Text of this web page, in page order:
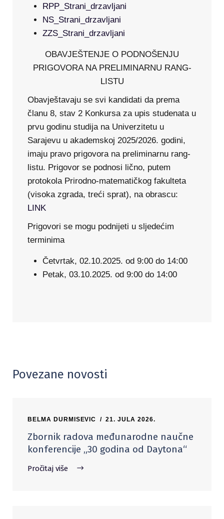
RPP_Strani_drzavljani
NS_Strani_drzavljani
ZZS_Strani_drzavljani
OBAVJEŠTENJE O PODNOŠENJU
PRIGOVORA NA PRELIMINARNU RANG-
LISTU
Obavještavaju se svi kandidati da prema
članu 8, stav 2 Konkursa za upis studenata u
prvu godinu studija na Univerzitetu u
Sarajevu u akademskoj 2025/2026. godini,
imaju pravo prigovora na preliminarnu rang-
listu. Prigovor se podnosi lično, putem
protokola Prirodno-matematičkog fakulteta
(visoka zgrada, treći sprat), na obrascu:
LINK
Prigovori se mogu podnijeti u sljedećim
terminima
Četvrtak, 02.10.2025. od 9:00 do 14:00
Petak, 03.10.2025. od 9:00 do 14:00
Povezane novosti
BELMA DURMISEVIC 21. JULA 2026.
Zbornik radova međunarodne naučne
konferencije „30 godina od Daytona“
Pročitaj više